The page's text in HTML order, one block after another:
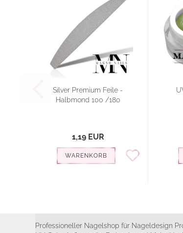
Silver Premium Feile -
Halbmond 100 /180
1,19 EUR
WARENKORB
Professioneller Nagelshop für Nageldesign